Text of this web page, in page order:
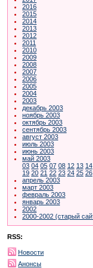
2016
2015
2014
2013
2012
2011
2010
2009
2008
2007
2006
2005
2004
2003
декабрь 2003
ноябрь 2003
октябрь 2003
сентябрь 2003
август 2003
июль 2003
июнь 2003
май 2003
03 04 05 07 08 12 13 14
19 20 21 22 23 24 25 26
апрель 2003
март 2003
февраль 2003
январь 2003
2002
2000-2002 (старый
RSS:
Новости
Анонсы